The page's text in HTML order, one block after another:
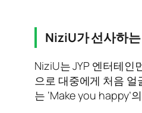
NiziU가 선사하
NiziU는 JYP 엔터테인
으로 대중에게 처음 얼
는 ‘Make you happy’